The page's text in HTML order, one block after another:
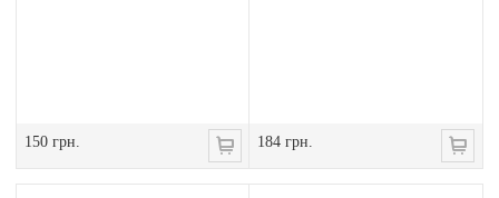
150 грн. 184 грн.